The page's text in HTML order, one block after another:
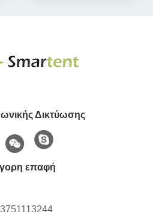
Δικτύωσης
επαφή